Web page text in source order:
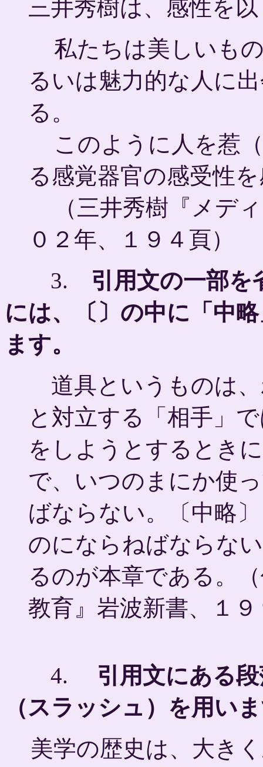
三井秀樹は、感性を
私たちは美しいも
るいは魅力的な人に
る。
このように人を惹
る感覚器官の感受性
（三井秀樹『メデ
０２年、１９４頁）
3. 引用文の一部を
には、〔〕の中に「中
ます。
道具というものは
と対立する「相手」
をしようとするとき
で、いつのまにか使
ばならない。〔中略
のにならねばならな
るのが本章である。
教育』岩波新書、１
4. 引用文にある
（スラッシュ）を用い
美学の歴史は、大き